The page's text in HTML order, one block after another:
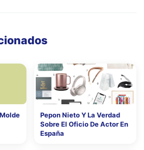
Pepon Nieto Y La Verdad
Sobre El Oficio De Actor En
España